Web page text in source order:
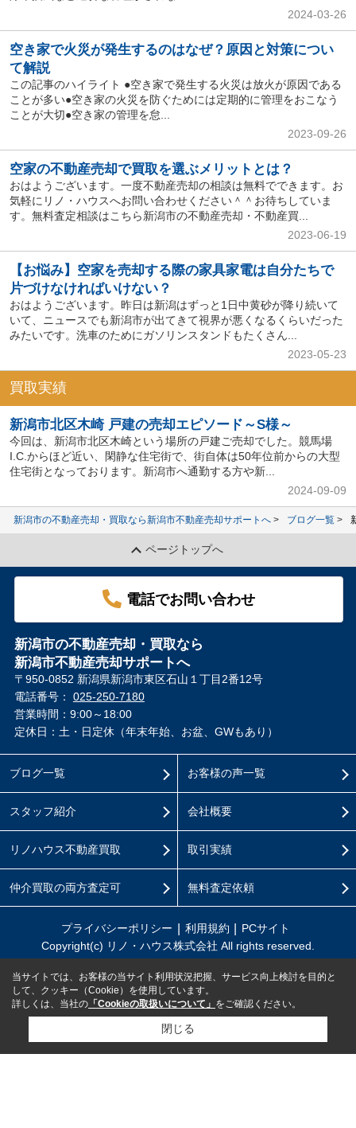
2024-03-26
空き家で火災が発生するのはなぜ？原因と対策につい
て解説
この記事のハイライト ●空き家で発生する火災は放火が原因である
ことが多い●空き家の火災を防ぐためには定期的に管理をおこなう
ことが大切●空き家の管理を怠...
2023-09-26
空家の不動産売却で買取を選ぶメリットとは？
おはようございます。一度不動産売却の相談は無料でできます。お
気軽にリノ・ハウスへお問い合わせください＾＾お待ちしていま
す。無料査定相談はこちら新潟市の不動産売却・不動産買...
2023-06-19
【お悩み】空家を売却する際の家具家電は自分たちで
片づけなければいけない？
おはようございます。昨日は新潟はずっと1日中黄砂が降り続いて
いて、ニュースでも新潟市が出てきて視界が悪くなるくらいだった
みたいです。洗車のためにガソリンスタンドもたくさん...
2023-05-23
買取実績
新潟市北区木崎 戸建の売却エピソード～S様～
今回は、新潟市北区木崎という場所の戸建ご売却でした。競馬場
I.C.からほど近い、閑静な住宅街で、街自体は50年位前からの大型
住宅街となっております。新潟市へ通勤する方や新...
2024-09-09
新潟市の不動産売却・買取なら新潟市不動産売却サポートへ ブログ一覧
ページトップへ
電話でお問い合わせ
新潟市の不動産売却・買取なら
新潟市不動産売却サポートへ
〒950-0852 新潟県新潟市東区石山１丁目2番12号
電話番号： 025-250-7180
営業時間：9:00～18:00
定休日：土・日定休（年末年始、お盆、GWもあり）
ブログ一覧
スタッフ紹介
リノハウス不動産買取
仲介買取の両方査定可
お客様の声一覧
会社概要
取引実績
無料査定依頼
プライバシーポリシー 利用規約
PCサイト
Copyright(c) リノ・ハウス株式会社 All rights reserved.
当サイトでは、お客様の当サイト利用状況把握、サービス向上検討を目的と
して、クッキー（Cookie）を使用しています。
詳しくは、当社の 「Cookieの取扱いについて」 をご確認ください。
閉じる